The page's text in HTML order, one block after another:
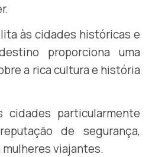
às cidades históricas e
proporciona uma
a rica cultura e história
particularmente
de segurança,
viajantes.